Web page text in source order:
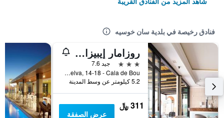
فنادق رخيصة في بلدية سان خوسيه
روزامار إيبيزا هوتل
3 نجوم
جيد 7.6
Huelva, 14-18 - Cala de Bou, بلدية سان خوسيه, إيبيزا, أسبانيا
5.2 كيلومتر عن وسط المدينة
311 ﷼
عرض الصفقة